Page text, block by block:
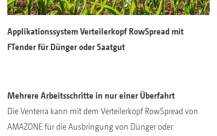
Applikationssystem Verteilerkopf RowSpread mit
FTender für Dünger oder Saatgut
Mehrere Arbeitsschritte in nur einer Überfahrt
Die Venterra kann mit dem Verteilerkopf RowSpread von
AMAZONE für die Ausbringung von Dünger oder